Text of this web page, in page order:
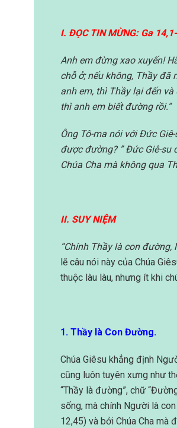
I. ĐỌC TIN MỪNG: Ga
Anh em đừng xao xuyến!
chỗ ở; nếu không, Thầy đã
anh em, thì Thầy lại đến
thì anh em biết đường rồi.”
Ông Tô-ma nói với Đức
được đường? ” Đức Giê-su
Chúa Cha mà không qua
II. SUY NIỆM
“Chính Thầy là con
lẽ câu nói này của Chúa
thuộc làu làu, nhưng ít khi
1. Thầy là Con Đường.
Chúa Giêsu khẳng định
cũng luôn tuyên xưng như
“Thầy là đường”, chữ
sống, mà chính Người là
12,45) và bởi Chúa Cha mà